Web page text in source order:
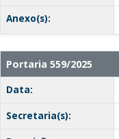
Anexo(s):
Portaria 559/2025
Data:
Secretaria(s):